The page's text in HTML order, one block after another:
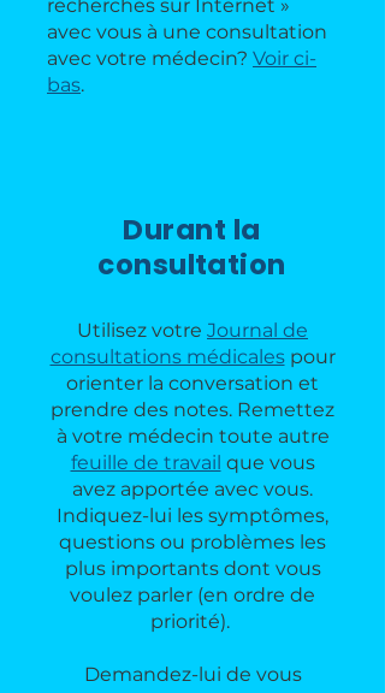
recherches sur Internet »
avec vous à une consultation
avec votre médecin? Voir ci-
bas.
Durant la
consultation
Utilisez votre Journal de
consultations médicalespour
orienter la conversation et
prendre des notes. Remettez
à votre médecin toute autre
feuille de travail que vous
avez apportée avec vous.
Indiquez-lui les symptômes,
questions ou problèmes les
plus importants dont vous
voulez parler (en ordre de
priorité). ​
​Demandez-lui de vous